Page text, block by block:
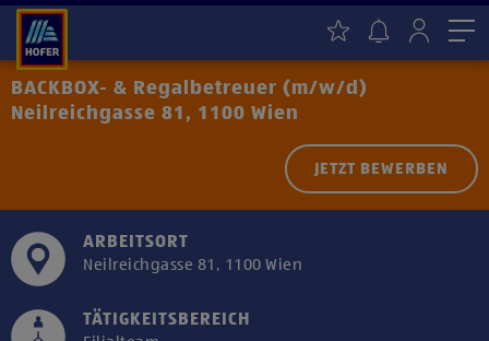
BACKBOX- & Regalbetreuer (m/w/d)
Neilreichgasse 81, 1100 Wien
JETZT BEWERBEN
ARBEITSORT
Neilreichgasse 81, 1100 Wien
TÄTIGKEITSBEREICH